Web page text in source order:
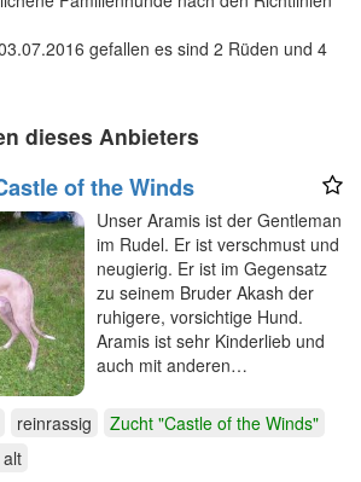
gefallen es sind 2 Rüden und 4
dieses Anbieters
of the Winds
Unser Aramis ist der Gentleman
im Rudel. Er ist verschmust und
neugierig. Er ist im Gegensatz
zu seinem Bruder Akash der
ruhigere, vorsichtige Hund.
Aramis ist sehr Kinderlieb und
auch mit anderen…
reinrassig
Zucht "Castle of the Winds"
alt